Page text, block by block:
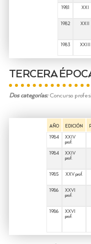
1981
XXI
1982 XXII
1983
XXIII
TERCERA
Dos categorías: Concurso
AÑO EDICIÓN
1984
XXIV
prof.
1984
XXIV
prof.
1985
XXV prof.
1986
XXVI
prof.
1986
XXVI
prof.